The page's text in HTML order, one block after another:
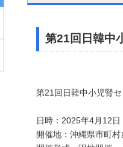
第21回日韓中
第21回日韓中小児腎
日時：2025年4月12日
開催地：沖縄県市町村